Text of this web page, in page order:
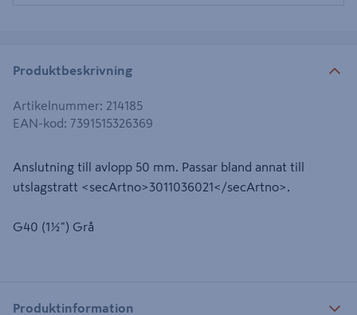
Produktbeskrivning
Artikelnummer: 214185
EAN-kod: 7391515326369
Anslutning till avlopp 50 mm. Passar bland annat till
utslagstratt <secArtno>3011036021</secArtno>.
G40 (1½") Grå
Produktinformation